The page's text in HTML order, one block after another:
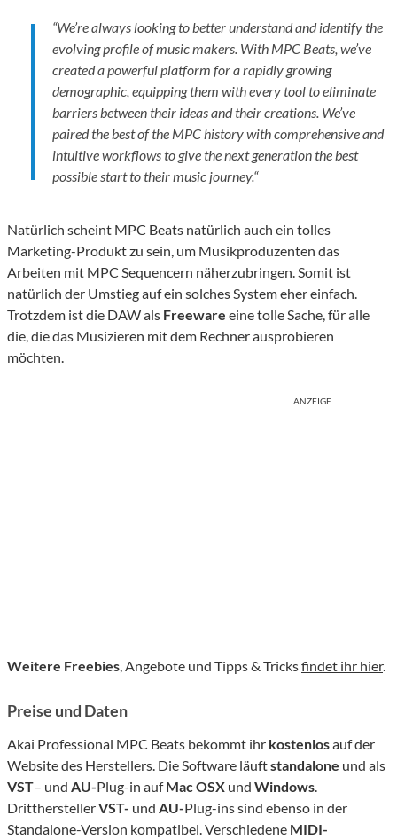
“We’re always looking to better understand and identify the
evolving profile of music makers. With MPC Beats, we’ve
created a powerful platform for a rapidly growing
demographic, equipping them with every tool to eliminate
barriers between their ideas and their creations. We’ve
paired the best of the MPC history with comprehensive and
intuitive workflows to give the next generation the best
possible start to their music journey.“
Natürlich scheint MPC Beats natürlich auch ein tolles
Marketing-Produkt zu sein, um Musikproduzenten das
Arbeiten mit MPC Sequencern näherzubringen. Somit ist
natürlich der Umstieg auf ein solches System eher einfach.
Trotzdem ist die DAW als Freeware eine tolle Sache, für alle
die, die das Musizieren mit dem Rechner ausprobieren
möchten.
ANZEIGE
Weitere Freebies, Angebote und Tipps & Tricksfindet ihr hier.
Preise und Daten
Akai Professional MPC Beats bekommt ihr kostenlosauf der
Website des Herstellers. Die Software läuftstandalone und als
VST– und AU-Plug-in aufMac OSX und Windows.
DrittherstellerVST- und AU-Plug-ins sind ebenso in der
Standalone-Version kompatibel. Verschiedene MIDI-